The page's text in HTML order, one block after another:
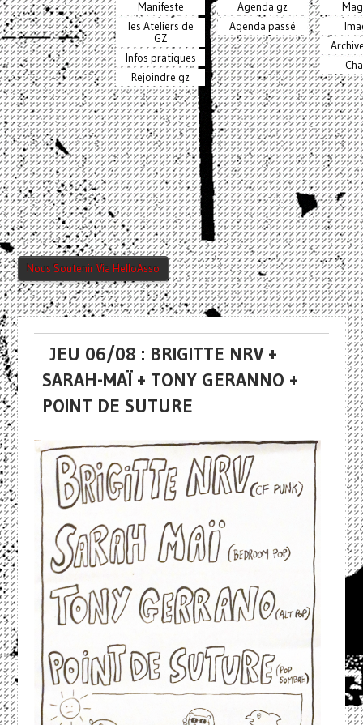
Manifeste
les Ateliers de
GZ
Infos pratiques
Rejoindre gz
Agenda gz
Agenda passé
Nous Soutenir Via HelloAsso
JEU 06/08 : BRIGITTE NRV +
SARAH-MAÏ + TONY GERANNO +
POINT DE SUTURE